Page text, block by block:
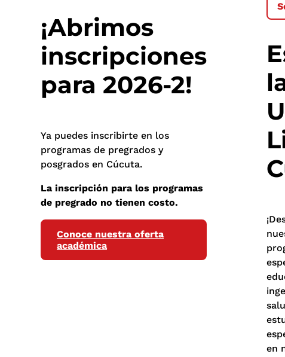
¡Abrimos
inscripciones
para 2026-2!
Ya puedes inscribirte en los
programas de pregrados y
posgrados en Cúcuta.
La inscripción para los programas
de pregrado no tienen costo.
Conoce nuestra oferta
académica
en